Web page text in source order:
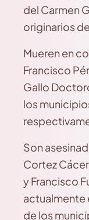
del Carmen
originarios
Mueren en
Francisco
Gallo
los
Son
Cortez
y Francisco
actualmente
de los